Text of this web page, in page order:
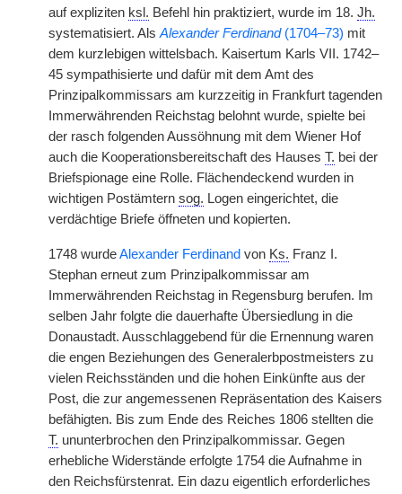
auf expliziten ksl. Befehl hin praktiziert, wurde im 18. Jh.
systematisiert. Als Alexander Ferdinand(1704–73) mit
dem kurzlebigen wittelsbach. Kaisertum Karls VII. 1742–
45 sympathisierte und dafür mit dem Amt des
Prinzipalkommissars am kurzzeitig in Frankfurt tagenden
Immerwährenden Reichstag belohnt wurde, spielte bei
der rasch folgenden Aussöhnung mit dem Wiener Hof
auch die Kooperationsbereitschaft des Hauses T. bei der
Briefspionage eine Rolle. Flächendeckend wurden in
wichtigen Postämtern sog. Logen eingerichtet, die
verdächtige Briefe öffneten und kopierten.
1748 wurdeAlexander Ferdinand von Ks. Franz I.
Stephan erneut zum Prinzipalkommissar am
Immerwährenden Reichstag in Regensburg berufen. Im
selben Jahr folgte die dauerhafte Übersiedlung in die
Donaustadt. Ausschlaggebend für die Ernennung waren
die engen Beziehungen des Generalerbpostmeisters zu
vielen Reichsständen und die hohen Einkünfte aus der
Post, die zur angemessenen Repräsentation des Kaisers
befähigten. Bis zum Ende des Reiches 1806 stellten die
T. ununterbrochen den Prinzipalkommissar. Gegen
erhebliche Widerstände erfolgte 1754 die Aufnahme in
den Reichsfürstenrat. Ein dazu eigentlich erforderliches